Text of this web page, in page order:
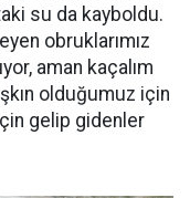
su da kayboldu.
obruklarımız
aman kaçalım
olduğumuz için
gelip gidenler